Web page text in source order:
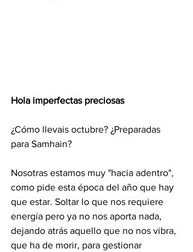
Hola imperfectas preciosas
¿Cómo llevais octubre? ¿Preparadas
para Samhain?
Nosotras estamos muy "hacia adentro",
como pide esta época del año que hay
que estar. Soltar lo que nos requiere
energía pero ya no nos aporta nada,
dejando atrás aquello que no nos vibra,
que ha de morir, para gestionar